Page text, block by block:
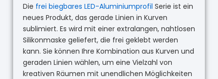
Die frei biegbares LED-Aluminiumprofil Serie ist ein
neues Produkt, das gerade Linien in Kurven
sublimiert. Es wird mit einer extralangen, nahtlosen
Silikonmaske geliefert, die frei geklebt werden
kann. Sie können Ihre Kombination aus Kurven und
geraden Linien wählen, um eine Vielzahl von
kreativen Räumen mit unendlichen Möglichkeiten